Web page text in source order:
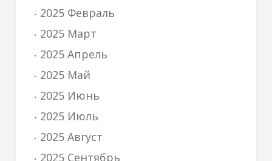
2025 Февраль
2025 Март
2025 Апрель
2025 Май
2025 Июнь
2025 Июль
2025 Август
2025 Сентябрь